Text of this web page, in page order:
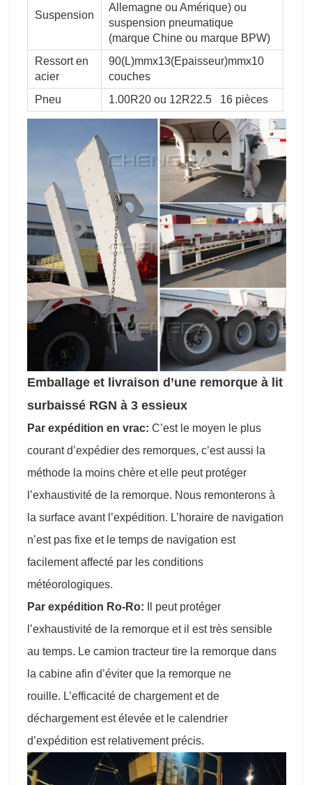
Suspension
Allemagne ou Amérique) ou
suspension pneumatique
(marque Chine ou marque BPW)
Ressort en
acier
90(L)mmx13(Epaisseur)mmx10
couches
Pneu
1.00R20 ou 12R22.5 16 pièces
Emballage et livraison d’une remorque à lit
surbaissé RGN à 3 essieux
Par expédition en vrac: C’est le moyen le plus
courant d’expédier des remorques, c’est aussi la
méthode la moins chère et elle peut protéger
l’exhaustivité de la remorque. Nous remonterons à
la surface avant l’expédition. L’horaire de navigation
n’est pas fixe et le temps de navigation est
facilement affecté par les conditions
météorologiques.
Par expédition Ro-Ro: Il peut protéger
l’exhaustivité de la remorque et il est très sensible
au temps. Le camion tracteur tire la remorque dans
la cabine afin d’éviter que la remorque ne
rouille. L’efficacité de chargement et de
déchargement est élevée et le calendrier
d’expédition est relativement précis.